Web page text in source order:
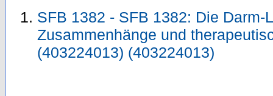
SFB 1382 - SFB 1382: Die
Zusammenhänge und
(403224013) (403224013)